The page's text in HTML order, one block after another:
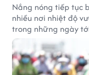
Nắng nóng tiếp tục
nhiều nơi nhiệt độ
trong những ngày